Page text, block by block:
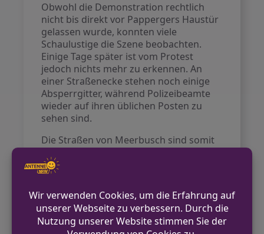
Obwohl die Demonstration rechtlich
nicht bis direkt vor Pappergers Haustür
gelassen wurde, konnten viele
Schaulustige die Szene beobachten.
Einige Tage später ist vom Protest
jedoch nichts mehr zu erkennen. An
einer Straßenecke stehen noch einige
Absperrgitter, während Polizeibeamte
wieder auf ihren üblichen Posten zu
sehen sind.
Die Straßen von Meerbusch sind somit
und das Villenviertel, bekannt für seine
Ruhe und Eleganz, bleibt von den
Unruhen der letzten Woche unberührt.
Quelle:Rheinische Post